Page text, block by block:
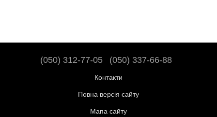
(050) 312-77-05 (050) 337-66-88
Контакти
Повна версія сайту
Мапа сайту